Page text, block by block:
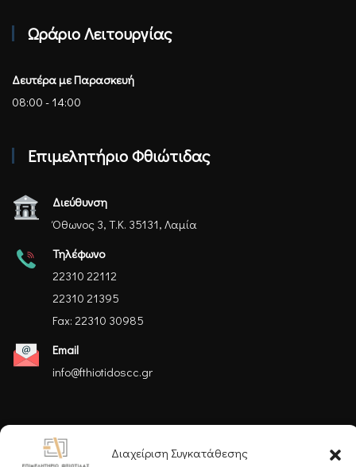
Διαχείριση Συγκατάθεσης
Ωράριο Λειτουργίας
Δευτέρα με Παρασκευή
08:00 - 14:00
Επιμελητήριο Φθιώτιδας
Διεύθυνση
Όθωνος 3, Τ.Κ. 35131, Λαμία
Τηλέφωνο
22310 22112
22310 21395
Fax: 22310 30985
Email
info@fthiotidoscc.gr
Ακολουθήστε μας